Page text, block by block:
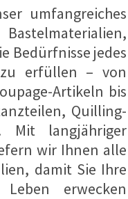
umfangreiches
Bedürfnisse jedes
zu erfüllen – von
Artikeln bis
Quilling-
Mit langjähriger
wir Ihnen alle
damit Sie Ihre
erwecken